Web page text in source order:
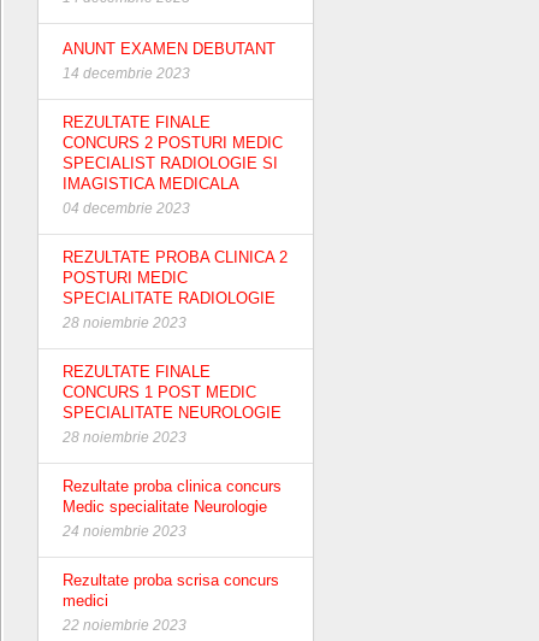
ANUNT EXAMEN DEBUTANT
14 decembrie 2023
REZULTATE FINALE
CONCURS 2 POSTURI MEDIC
SPECIALIST RADIOLOGIE SI
IMAGISTICA MEDICALA
04 decembrie 2023
REZULTATE PROBA CLINICA 2
POSTURI MEDIC
SPECIALITATE RADIOLOGIE
28 noiembrie 2023
REZULTATE FINALE
CONCURS 1 POST MEDIC
SPECIALITATE NEUROLOGIE
28 noiembrie 2023
Rezultate proba clinica concurs
Medic specialitate Neurologie
24 noiembrie 2023
Rezultate proba scrisa concurs
medici
22 noiembrie 2023